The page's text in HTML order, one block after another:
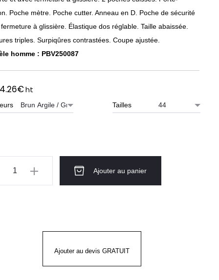
Poche mètre. Poche cutter. Anneau en D. Poche de sécurité
à glissière. Élastique dos réglable. Taille abaissée.
triples. Surpiqûres contrastées. Coupe ajustée.
homme : PBV250087
€ht
Tailles
Ajouter au panier
Ajouter au devis GRATUIT